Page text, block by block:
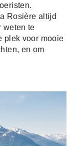
Rosière altijd
weten te
plek voor mooie
en om